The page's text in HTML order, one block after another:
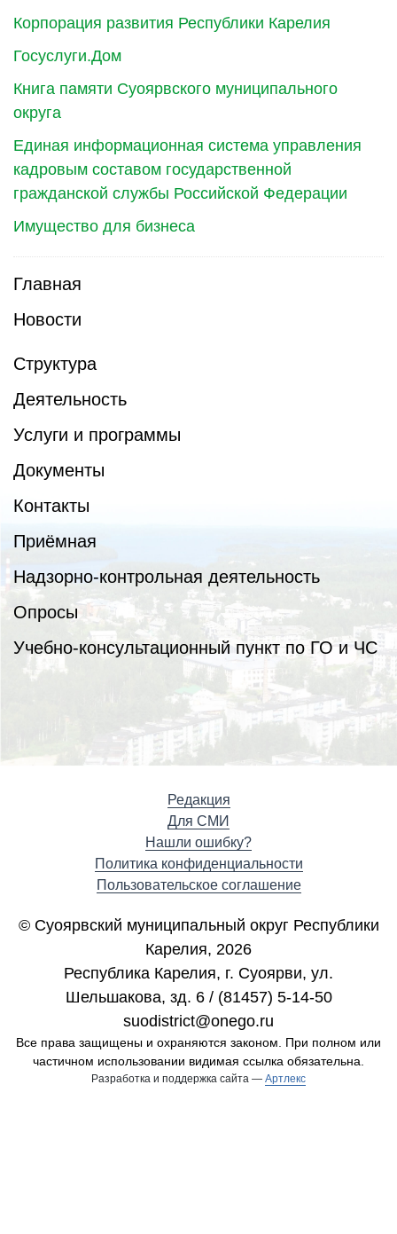
Корпорация развития Республики Карелия
Госуслуги.Дом
Книга памяти Суоярвского муниципального
округа
Единая информационная система управления
кадровым составом государственной
гражданской службы Российской Федерации
Имущество для бизнеса
Главная
Новости
Структура
Деятельность
Услуги и программы
Документы
Контакты
Приёмная
Надзорно-контрольная деятельность
Опросы
Учебно-консультационный пункт по ГО и ЧС
Редакция
Для СМИ
Нашли ошибку?
Политика конфиденциальности
Пользовательское соглашение
© Суоярвский муниципальный округ Республики
Карелия, 2026
Республика Карелия, г. Cуоярви, ул.
Шельшакова, зд. 6 / (81457) 5-14-50
suodistrict@onego.ru
Все права защищены и охраняются законом. При полном или
частичном использовании видимая ссылка обязательна.
Разработка и поддержка сайта — Артлекс